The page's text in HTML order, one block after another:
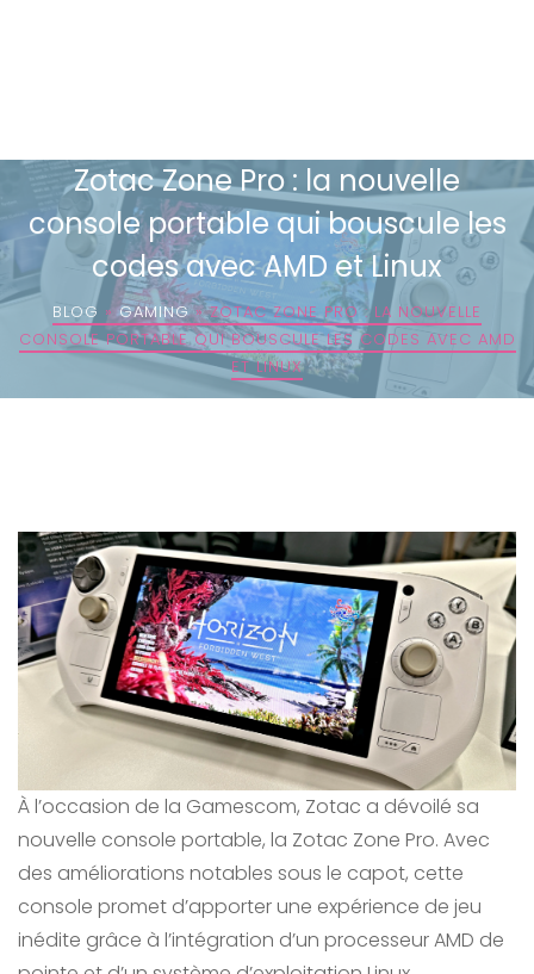
Zotac Zone Pro : la nouvelle
console portable qui bouscule les
codes avec AMD et Linux
BLOG »GAMING»ZOTAC ZONE PRO : LA NOUVELLE
CONSOLE PORTABLE QUI BOUSCULE LES CODES AVEC AMD
ET LINUX
À l’occasion de la Gamescom, Zotac a dévoilé sa
nouvelle console portable, la Zotac Zone Pro. Avec
des améliorations notables sous le capot, cette
console promet d’apporter une expérience de jeu
inédite grâce à l’intégration d’un processeur AMD de